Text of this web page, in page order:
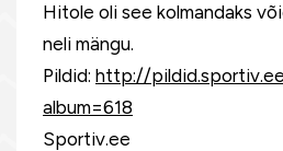
Hitole oli see kolmandaks
neli mängu.
Pildid: http://
album=618
Sportiv.ee